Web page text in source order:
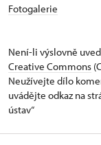
Fotogalerie
Není-li výslovně
Creative Commons
Neužívejte dílo
uvádějte odkaz na
ústav“